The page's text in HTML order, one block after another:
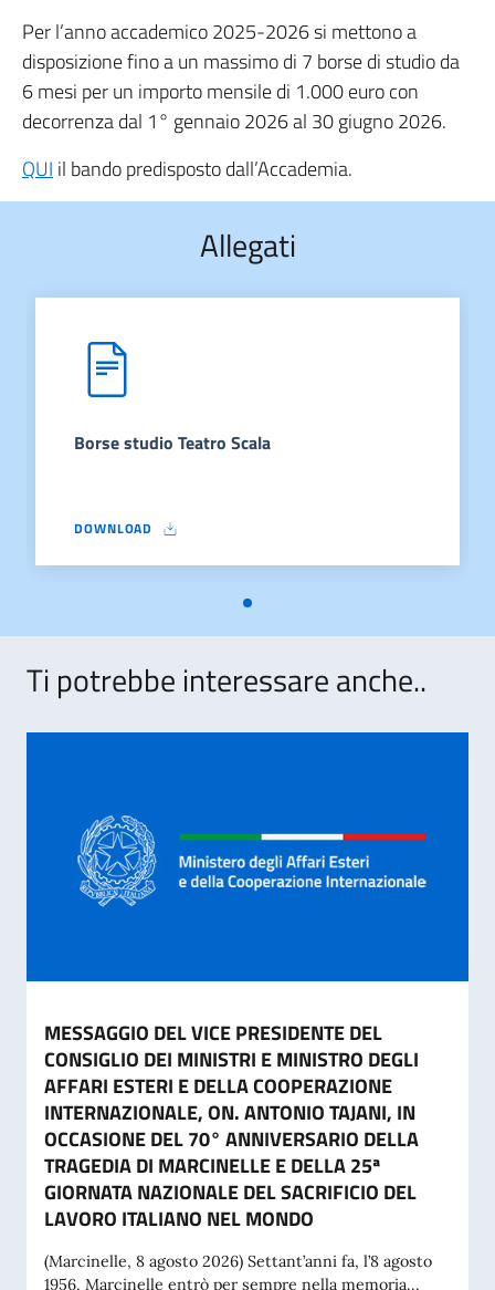
Per l’anno accademico 2025-2026 si mettono a
disposizione fino a un massimo di 7 borse di studio da
6 mesi per un importo mensile di 1.000 euro con
decorrenza dal 1° gennaio 2026 al 30 giugno 2026.
QUI il bando predisposto dall’Accademia.
Allegati
Borse studio Teatro Scala
DOWNLOAD
BORSE STUDIO TEATRO SCALA
Ti potrebbe interessare anche..
MESSAGGIO DEL VICE PRESIDENTE DEL
CONSIGLIO DEI MINISTRI E MINISTRO DEGLI
AFFARI ESTERI E DELLA COOPERAZIONE
INTERNAZIONALE, ON. ANTONIO TAJANI, IN
OCCASIONE DEL 70° ANNIVERSARIO DELLA
TRAGEDIA DI MARCINELLE E DELLA 25ª
GIORNATA NAZIONALE DEL SACRIFICIO DEL
LAVORO ITALIANO NEL MONDO
(Marcinelle, 8 agosto 2026) Settant’anni fa, l’8 agosto
1956, Marcinelle entrò per sempre nella memoria...